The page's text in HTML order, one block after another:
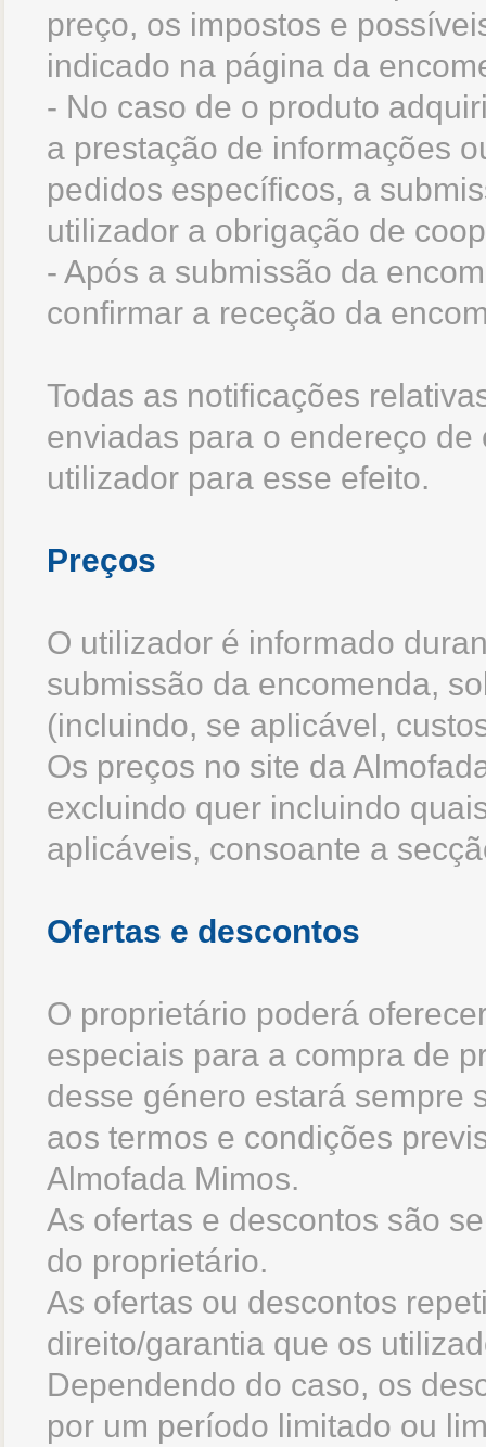
preço, os impostos e
indicado na página da
- No caso de o produto
a prestação de informações
pedidos específicos, a
utilizador a obrigação de
- Após a submissão da
confirmar a receção da
Todas as notificações
enviadas para o endereço
utilizador para esse efeito.
Preços
O utilizador é informado
submissão da encomenda,
(incluindo, se aplicável,
Os preços no site da
excluindo quer incluindo
aplicáveis, consoante a
Ofertas e descontos
O proprietário poderá
especiais para a compra de
desse género estará sempre
aos termos e condições
Almofada Mimos.
As ofertas e descontos são
do proprietário.
As ofertas ou descontos
direito/garantia que os
Dependendo do caso, os
por um período limitado ou